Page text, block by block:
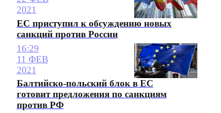
2021
ЕС приступил к обсуждению новых
санкций против России
16:29
11 ФЕВ
2021
Балтийско-польский блок в ЕС
готовит предложения по санкциям
против РФ